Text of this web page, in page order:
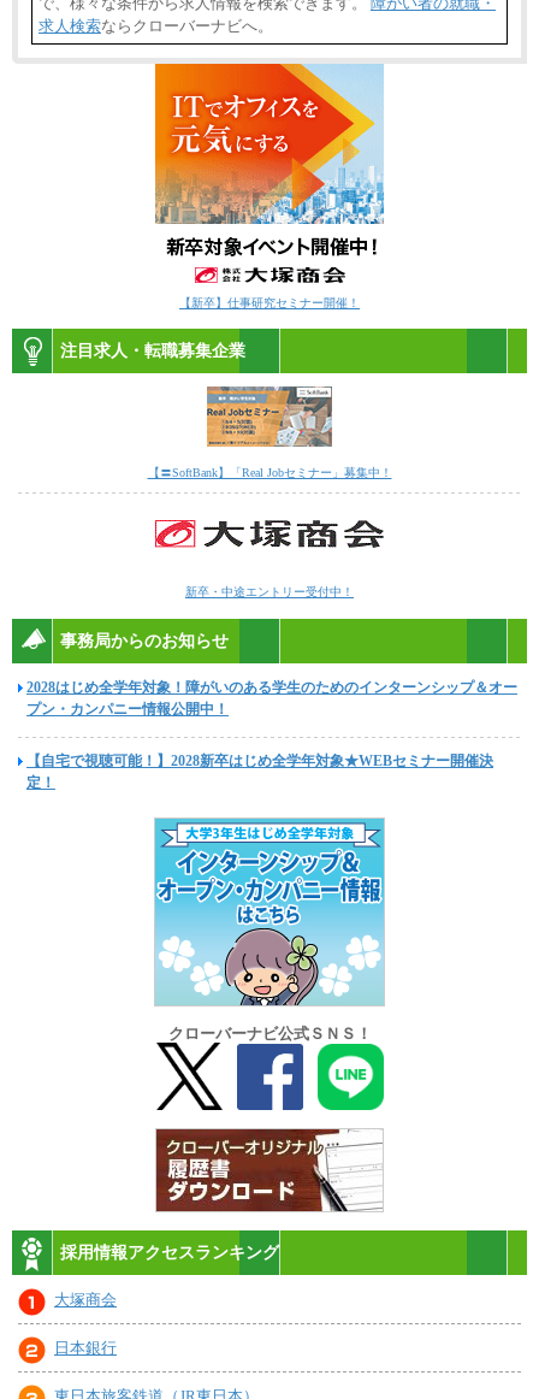
求人検索ならクローバーナビへ。
【新卒】仕事研究セミナー開催！
注目求人・転職募集企業
【〓SoftBank】「Real Jobセミナー」募集中！
新卒・中途エントリー受付中！
事務局からのお知らせ
2028はじめ全学年対象！障がいのある学生のためのインターンシップ＆オー
プン・カンパニー情報公開中！
【自宅で視聴可能！】2028新卒はじめ全学年対象★WEBセミナー開催決
定！
クローバーナビ公式ＳＮＳ！
採用情報アクセスランキング
大塚商会
日本銀行